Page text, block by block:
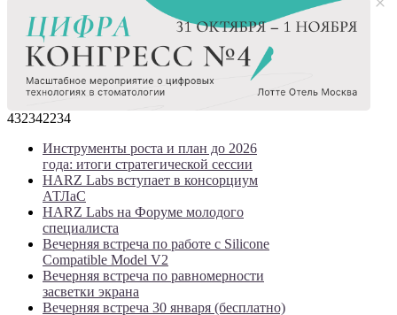
432342234
Инструменты роста и план до 2026
года: итоги стратегической сессии
HARZ Labs вступает в консорциум
АТЛаС
HARZ Labs на Форуме молодого
специалиста
Вечерняя встреча по работе с Silicone
Compatible Model V2
Вечерняя встреча по равномерности
засветки экрана
Вечерняя встреча 30 января (бесплатно)